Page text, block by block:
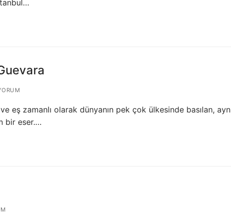
eş zamanlı olarak dünyanın pek çok ülkesinde basılan,
bir eser.…